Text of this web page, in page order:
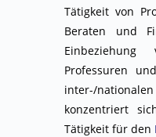
Tätigkeit von
Beraten und
Professuren
inter-/
konzentriert
Tätigkeit für den